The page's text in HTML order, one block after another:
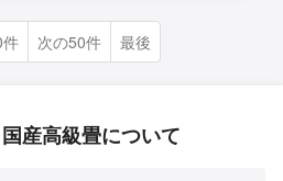
次の50件 最後
産高級畳について